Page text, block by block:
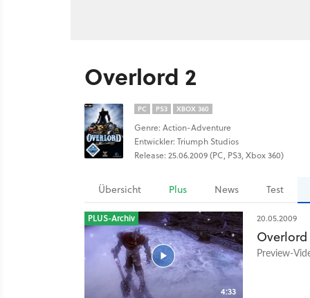
Overlord 2
PC PS3 XBOX 360
Genre: Action-Adventure
Entwickler: Triumph Studios
Release: 25.06.2009 (PC, PS3, Xbox 360)
Übersicht Plus News Test
4:33
PLUS-Archiv 20.05.2009
Preview-